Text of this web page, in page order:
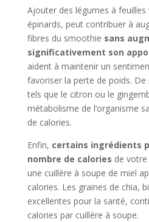
Ajouter des légumes à
épinards, peut contribuer à
fibres du smoothie sans
significativement son
aident à maintenir un
favoriser la perte de poids.
tels que le citron ou le
métabolisme de l’organisme
de calories.
Enfin, certains ingrédients
nombre de calories de
une cuillère à soupe de miel
calories. Les graines de chia,
excellentes pour la santé,
calories par cuillère à soupe.